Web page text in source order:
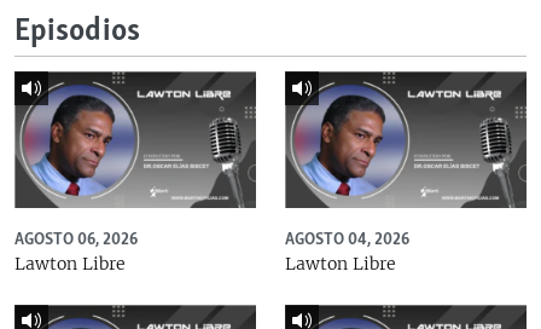
Episodios
AGOSTO 06, 2026
Lawton Libre
AGOSTO 04, 2026
Lawton Libre